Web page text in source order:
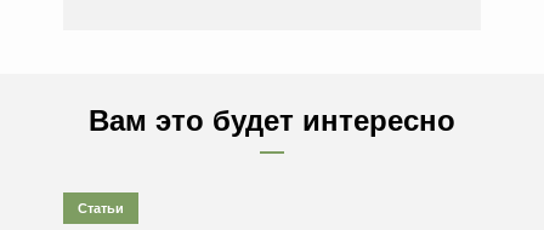
Вам это будет интересно
Статьи